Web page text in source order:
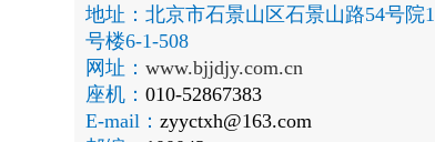
地址：北京市石景山区石景山路54号院1
号楼6-1-508
网址： www.bjjdjy.com.cn
座机： 010-52867383
E-mail： zyyctxh@163.com